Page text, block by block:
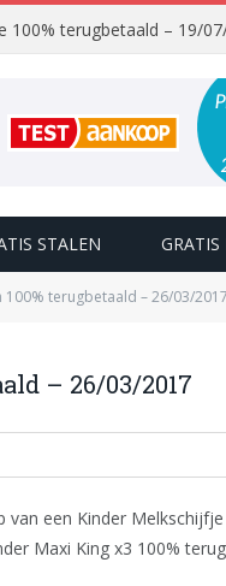
100% terugbetaald – 19/
STALEN
terugbetaald – 26/03/2017
– 26/03/2017
van een Kinder
Maxi King x3 100%